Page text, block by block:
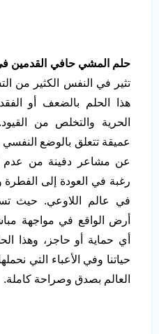
حلم المشي حافي القدمين
تثير في النفس الكثير من
هذا الحلم بالضعف أو
الحرية والتخلص من
عميقة تتعلق بالوضع
عن مشاعر دفينة من عدم
رغبة في العودة إلى الفطرة
في عالم اللاوعي. حيث
أرض الواقع في مواجهة
أي حماية أو حاجز، وهذا
حياتنا وفي الأعباء التي
العالم بصدق وصراحة كاملة.